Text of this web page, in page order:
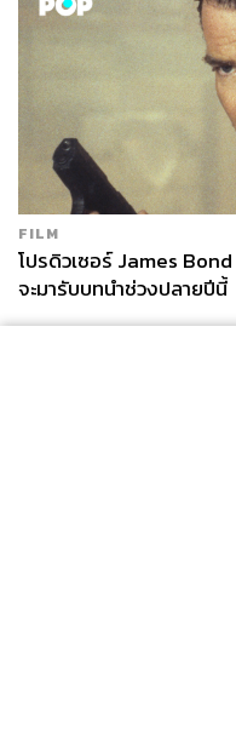
FILM
โปรดิวเซอร์ James
จะมารับบทนำช่วงปลายปีนี้